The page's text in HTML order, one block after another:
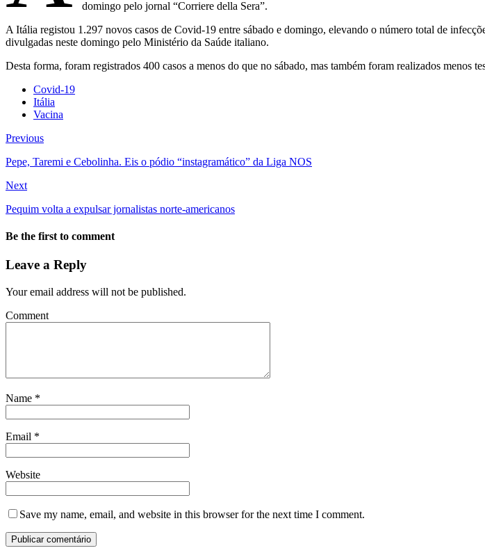
domingo pelo jornal “Corriere della Sera”.
A Itália registou 1.297 novos casos de Covid-19 entre sábado e domingo, elevando o número total de
divulgadas neste domingo pelo Ministério da Saúde italiano.
Desta forma, foram registrados 400 casos a menos do que no sábado, mas também foram realizados menos
Covid-19
Itália
Vacina
Previous
Pepe, Taremi e Cebolinha. Eis o pódio “instagramático” da Liga NOS
Next
Pequim volta a expulsar jornalistas norte-americanos
Be the first to comment
Leave a Reply
Your email address will not be published.
Comment
Name *
Email *
Website
Save my name, email, and website in this browser for the next time I comment.